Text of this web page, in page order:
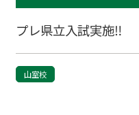
プレ県立入試実施‼
山室校